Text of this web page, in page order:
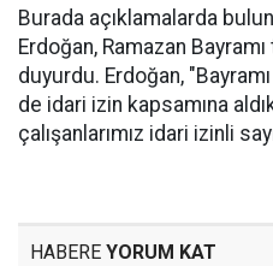
Burada açıklamalarda
Erdoğan, Ramazan Bayramı
duyurdu. Erdoğan,
de idari izin kapsamına
çalışanlarımız idari izinli
HABERE YORUM KAT